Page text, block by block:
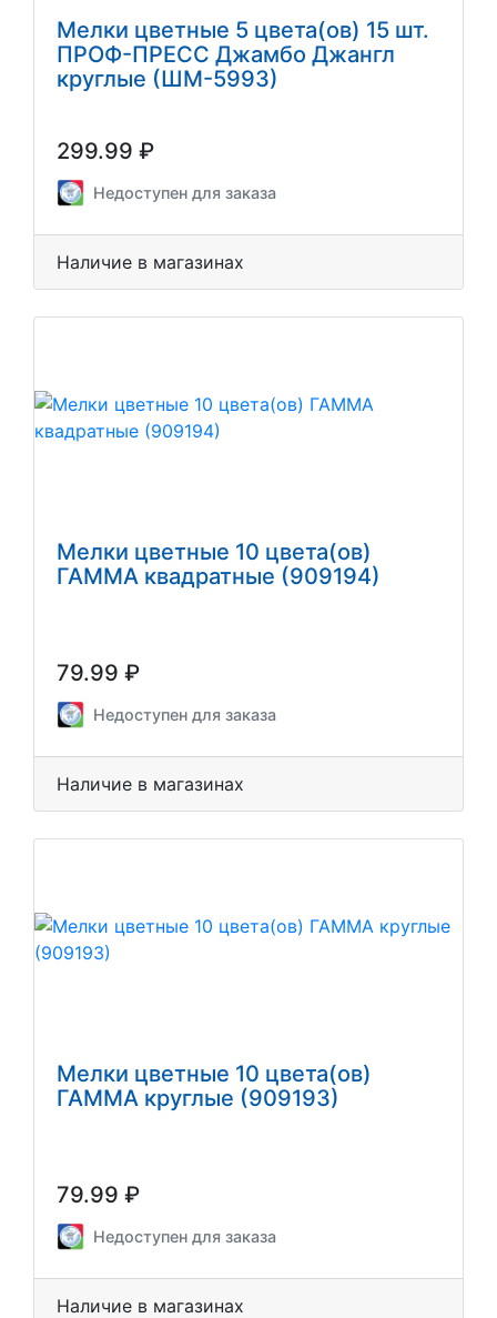
Мелки цветные 5 цвета(ов) 15 шт.
ПРОФ-ПРЕСС Джамбо Джангл
круглые (ШМ-5993)
299.99 ₽
Недоступен для заказа
Наличие в магазинах
Мелки цветные 10 цвета(ов)
ГАММА квадратные (909194)
79.99 ₽
Недоступен для заказа
Наличие в магазинах
Мелки цветные 10 цвета(ов)
ГАММА круглые (909193)
79.99 ₽
Недоступен для заказа
Наличие в магазинах